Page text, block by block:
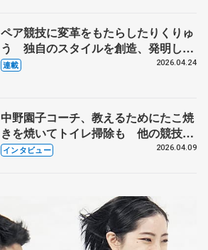
ペア競技に変革をもたらしたりくりゅ
う 独自のスタイルを創造、発明した
【引退発表後②】
連載 2026.04.24
中野園子コーチ、教えるためにたこ焼
きを焼いてトイレ掃除も 他の競技に
も通用するという坂本花織の筋肉
インタビュー 2026.04.09